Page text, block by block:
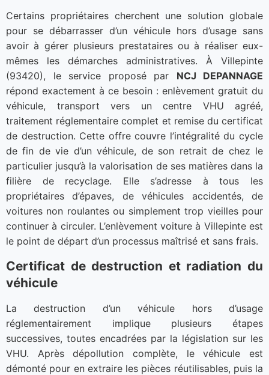
Certains propriétaires cherchent une solution globale
pour se débarrasser d’un véhicule hors d’usage sans
avoir à gérer plusieurs prestataires ou à réaliser eux-
mêmes les démarches administratives. À Villepinte
(93420), le service proposé par NCJ DEPANNAGE
répond exactement à ce besoin : enlèvement gratuit du
véhicule, transport vers un centre VHU agréé,
traitement réglementaire complet et remise du certificat
de destruction. Cette offre couvre l’intégralité du cycle
de fin de vie d’un véhicule, de son retrait de chez le
particulier jusqu’à la valorisation de ses matières dans la
filière de recyclage. Elle s’adresse à tous les
propriétaires d’épaves, de véhicules accidentés, de
voitures non roulantes ou simplement trop vieilles pour
continuer à circuler. L’enlèvement voiture à Villepinte est
le point de départ d’un processus maîtrisé et sans frais.
Certificat de destruction et radiation du
véhicule
La destruction d’un véhicule hors d’usage
réglementairement implique plusieurs étapes
successives, toutes encadrées par la législation sur les
VHU. Après dépollution complète, le véhicule est
démonté pour en extraire les pièces réutilisables, puis la